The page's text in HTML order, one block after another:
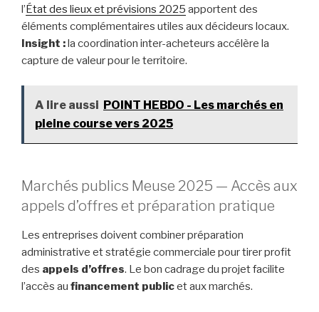
l’ État des lieux et prévisions 2025 apportent des
éléments complémentaires utiles aux décideurs locaux.
Insight : la coordination inter-acheteurs accélère la
capture de valeur pour le territoire.
A lire aussi POINT HEBDO - Les marchés en
pleine course vers 2025
Marchés publics Meuse 2025 — Accès aux
appels d’offres et préparation pratique
Les entreprises doivent combiner préparation
administrative et stratégie commerciale pour tirer profit
des appels d’offres. Le bon cadrage du projet facilite
l’accès au financement publicet aux marchés.